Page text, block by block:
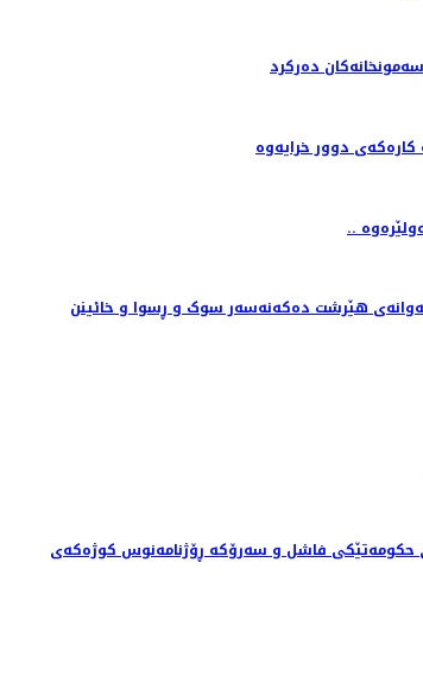
ده‌ركرد
دوور خرایەوە
هێرشت دەکەنەسەر سوک و ڕسوا و خائینن